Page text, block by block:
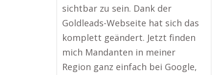
sichtbar zu sein. Dank der
Goldleads-Webseite hat sich das
komplett geändert. Jetzt finden
mich Mandanten in meiner
Region ganz einfach bei Google,